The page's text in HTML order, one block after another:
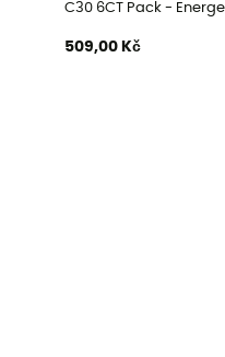
C30 6CT Pack -
509,00 Kč